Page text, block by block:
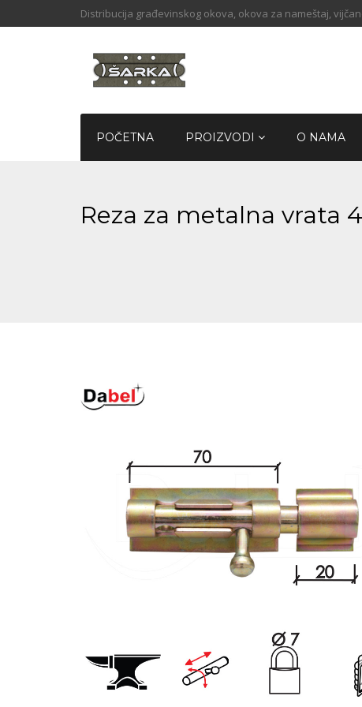
Distribucija građevinskog okova, okova za nameštaj,
POČETNA PROIZVODI O NAMA
Reza za metalna vrata